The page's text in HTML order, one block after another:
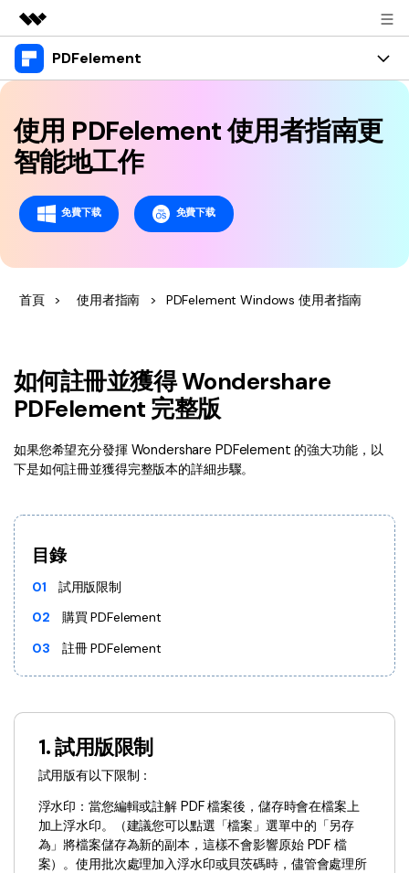
精選產品
實用工具
總覽
解決方案
關於我們
新聞中心
PDFelement
桌面版
Mac 版 PDFelement
iPhone/iPad 版 PDFelement
雲端版
Document Cloud
SDK
功能
閱讀 PDF
建立 PDF
個人使用者
轉換 PDF
編輯 PDF
專業使用者
簽署 PDF
保護 PDF
批次 PDF
PDF OCR
擷取 PDF 資料
AI PDF助理
eSign（合法）
資源
教學中心
人氣名單
商業秘訣
PDF 表單解決方案
教學文章 - Windows 系统
PDF 知識
簽署 PDF 秘訣
了解更多
更多內容
免費 PDF 範本
聯絡支援部門
技術規範
折扣
教育界折扣
使用 PDFelement 使用者指南更
智能地工作
免費下载 免費下载
首頁 > 使用者指南 > PDFelement Windows 使用者指南
如何註冊並獲得 Wondershare
PDFelement 完整版
如果您希望充分發揮 Wondershare PDFelement 的強大功能，以
下是如何註冊並獲得完整版本的詳細步驟。
目錄
01
試用版限制
02
購買 PDFelement
03
註冊 PDFelement
1. 試用版限制
試用版有以下限制：
浮水印：當您編輯或註解 PDF 檔案後，儲存時會在檔案上
加上浮水印。（建議您可以點選「檔案」選單中的「另存
為」將檔案儲存為新的副本，這樣不會影響原始 PDF 檔
案）。使用批次處理加入浮水印或貝茨碼時，儘管會處理所